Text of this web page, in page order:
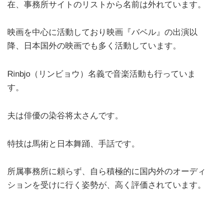
在、事務所サイトのリストから名前は外れています。
映画を中心に活動しており映画『バベル』の出演以
降、日本国外の映画でも多く活動しています。
Rinbjo（リンビョウ）名義で音楽活動も行っていま
す。
夫は俳優の染谷将太さんです。
特技は馬術と日本舞踊、手話です。
所属事務所に頼らず、自ら積極的に国内外のオーディ
ションを受けに行く姿勢が、高く評価されています。